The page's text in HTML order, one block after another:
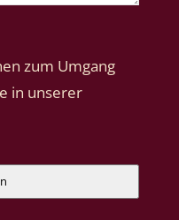
zum Umgang
in unserer